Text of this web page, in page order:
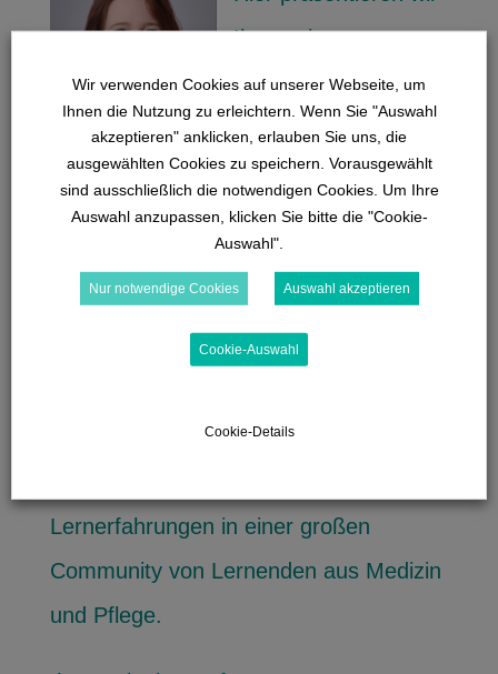
Ihnen eine
Lernplattform, auf
der Sie spannende
Lernwelten ergründen und sowohl
einfache als auch schwierige
Dabei sammeln Sie Lernpunkte, die
Ihnen den Eintritt in immer komplexere
zum Meister Ihres Fachs!
Lernerfahrungen in einer großen
Community von Lernenden aus Medizin
und Pflege.
Wir verwenden Cookies auf unserer Webseite, um
Ihnen die Nutzung zu erleichtern. Wenn Sie "Auswahl
akzeptieren" anklicken, erlauben Sie uns, die
ausgewählten Cookies zu speichern. Vorausgewählt
sind ausschließlich die notwendigen Cookies. Um Ihre
Auswahl anzupassen, klicken Sie bitte die "Cookie-
Auswahl".
Nur notwendige Cookies Auswahl akzeptieren
Cookie-Auswahl
Cookie-Details